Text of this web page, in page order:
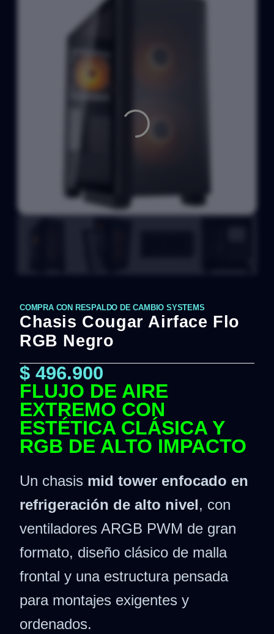
COMPRA CON RESPALDO DE CAMBIO SYSTEMS
Chasis Cougar Airface Flo
RGB Negro
$ 496.900
FLUJO DE AIRE
EXTREMO CON
ESTÉTICA CLÁSICA Y
RGB DE ALTO IMPACTO
Un chasis mid tower enfocado en
refrigeración de alto nivel, con
ventiladores ARGB PWM de gran
formato, diseño clásico de malla
frontal y una estructura pensada
para montajes exigentes y
ordenados.